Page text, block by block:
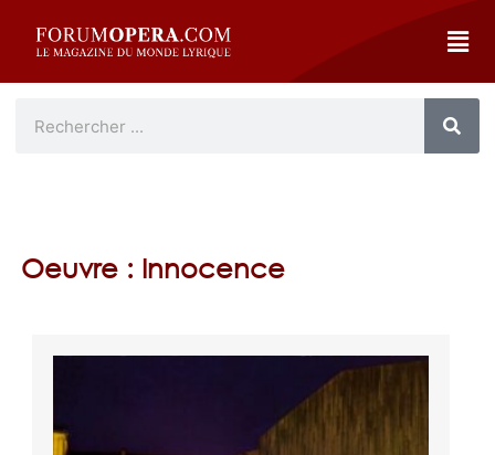
Oeuvre : Innocence